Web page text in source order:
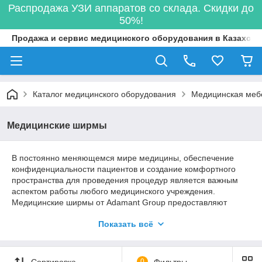
Распродажа УЗИ аппаратов со склада. Скидки до
50%!
Продажа и сервис медицинского оборудования в
Каталог медицинского оборудования Медицинская
Медицинские ширмы
В постоянно меняющемся мире медицины, обеспечение
конфиденциальности пациентов и создание комфортного
пространства для проведения процедур является важным
аспектом работы любого медицинского учреждения.
Медицинские ширмы от Adamant Group предоставляют
пространства и обеспечения конфиденциальности во время
Показать всё